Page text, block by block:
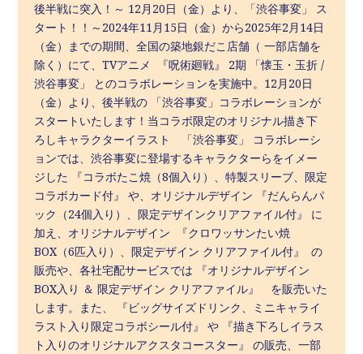
後半戦に突入！～ 12月20日（金）より、「渋谷事変」 ス
タート！！～2024年11月15日（金）から2025年2月14日
（金）までの期間、全国の築地銀だこ店舗（ 一部店舗を
除く）にて、TVアニメ 『呪術廻戦』 2期 「懐玉・玉折 /
渋谷事変」 とのコラボレーションを実施中。12月20日
（金）より、後半戦の 「渋谷事変」コラボレーションが
スタートいたします！当コラボ限定のオリジナル描き下
ろしキャラクターイラスト 「渋谷事変」 コラボレーシ
ョンでは、渋谷事変に登場するキャラクターらをイメー
ジした 『コラボたこ焼（8個入り）、特製スリーブ、限定
コラボカード付』 や、オリジナルデザイン 『だんらんパ
ック（24個入り）、限定デザインクリアファイル付』 に
加え、オリジナルデザイン 『クロワッサンたい焼
BOX（6匹入り）、限定デザイン クリアファイル付』 の
販売や、各社宅配サービスでは 『オリジナルデザイン
BOX入り ＆ 限定デザイン クリアファイル』 を販売いた
します。また、 『ビッグサイズドリンク、ミニキャライ
ラスト入り限定コラボシール付』 や 『描き下ろしイラス
ト入りのオリジナルアクスタコースター』 の販売、一部